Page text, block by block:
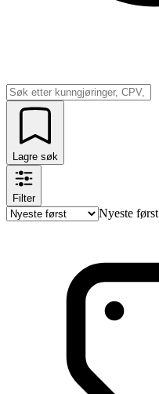
Lagre søk
Filter
Nyeste først